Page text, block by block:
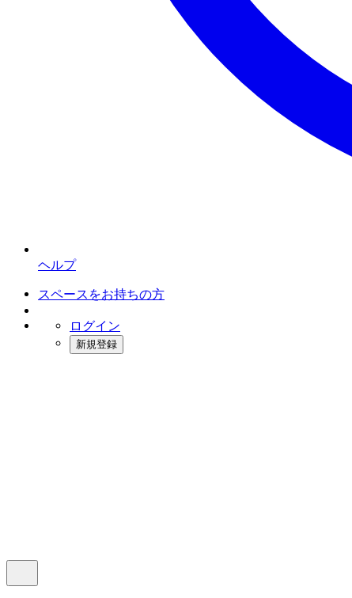
ヘルプ
スペースをお持ちの方
ログイン
新規登録